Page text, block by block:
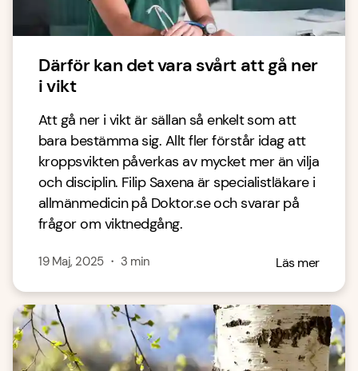
Därför kan det vara svårt att gå ner
i vikt
Att gå ner i vikt är sällan så enkelt som att
bara bestämma sig. Allt fler förstår idag att
kroppsvikten påverkas av mycket mer än vilja
och disciplin. Filip Saxena är specialistläkare i
allmänmedicin på Doktor.se och svarar på
frågor om viktnedgång.
19 Maj, 2025・ 3 min Läs mer